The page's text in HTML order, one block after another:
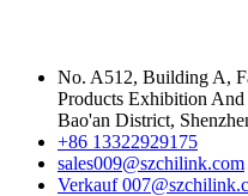
No. A512, Building A,
Products Exhibition And
Bao'an District,
+86 13322929175
sales009@szchilink.com
Verkauf